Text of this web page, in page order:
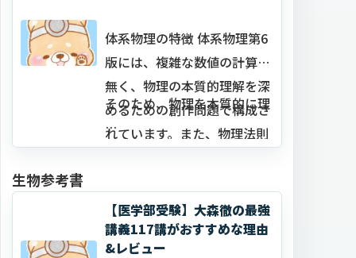
ての問題の土台となる物理の
基礎力、物理的思考を身…
体系物理の特徴 体系物理第6
版には、複雑な数値の計算は
無く、物理の本質的理解を深
めるための創作問題で構成さ
れています。また、物理法則
そのため、物理を本質的に理
…
生物参考書
【医学部受験】大森徹の最強
講義117講がおすすめな理由
&レビュー